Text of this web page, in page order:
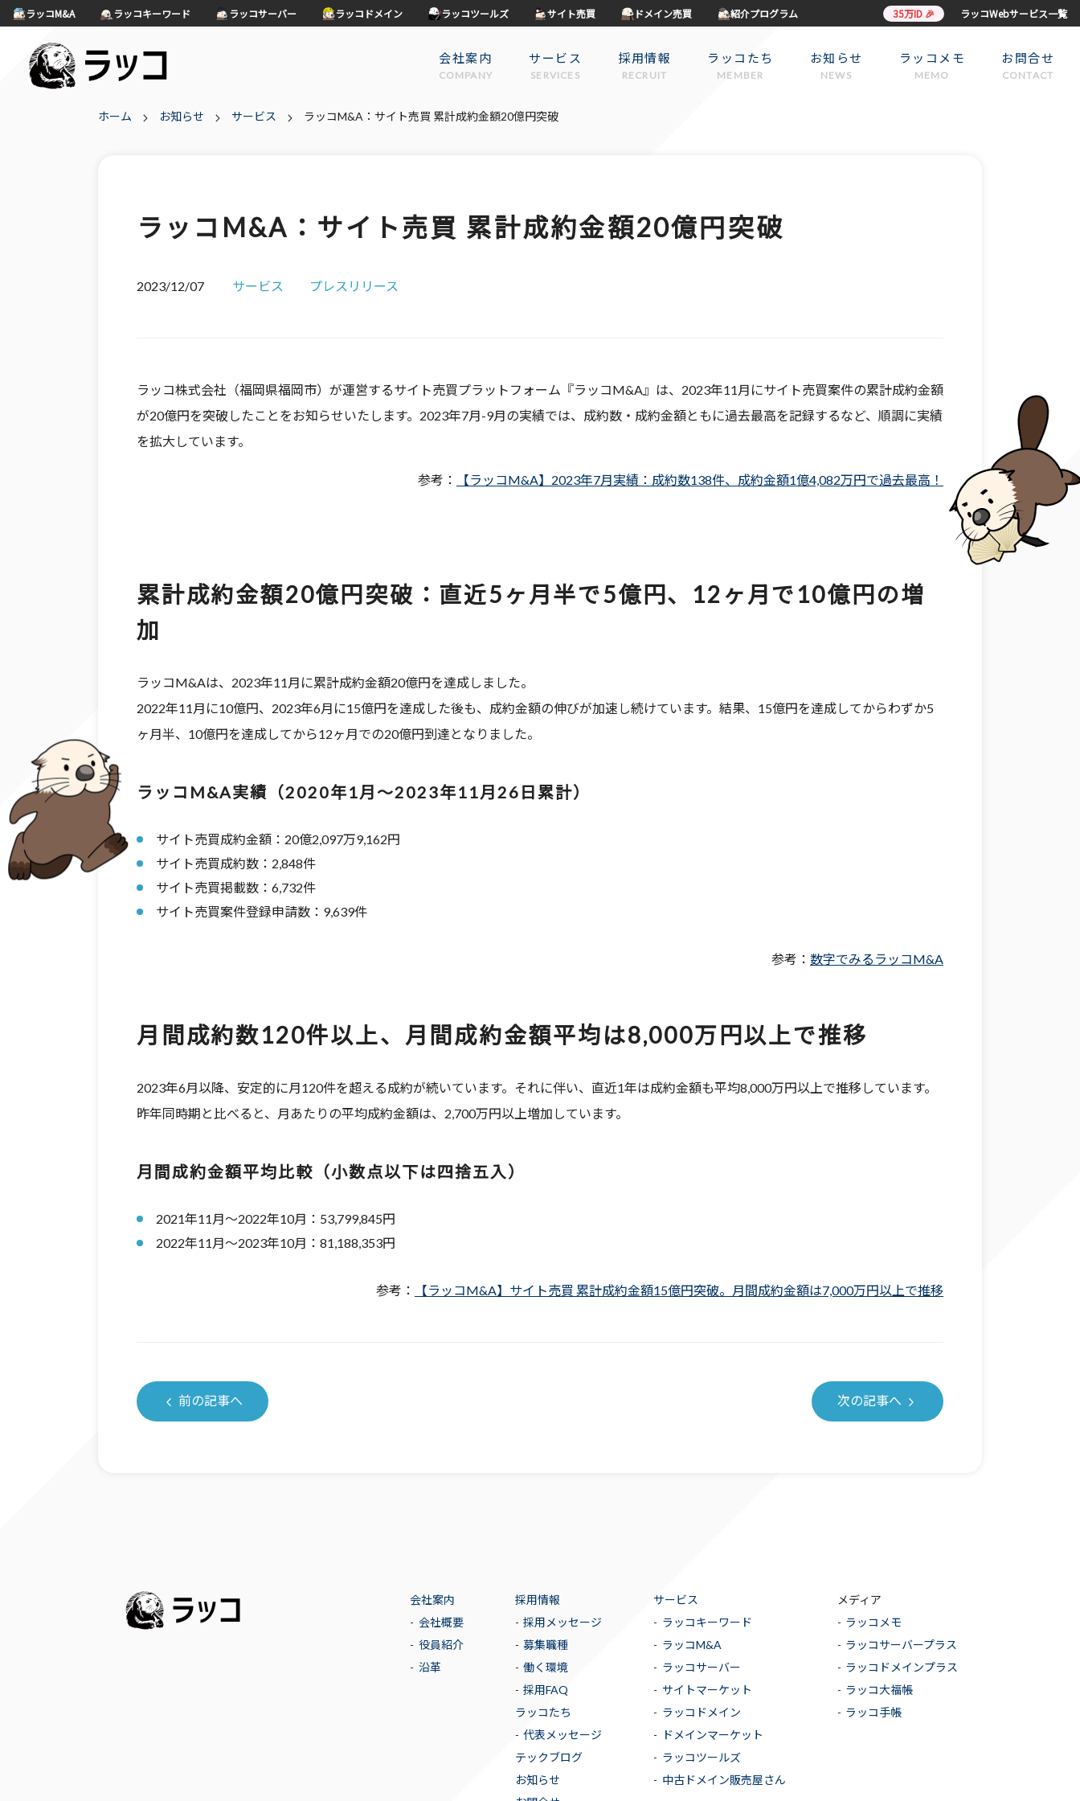
ラッコM&A ラッコキーワード ラッコサーバー ラッコドメイン ラッコツールズ サイト売買 ドメイン売買 紹介プログラム 35万ID 🎉 ラッコWebサービス一覧
会社案内
COMPANY
サービス
SERVICES
採用情報
RECRUIT
ラッコたち
MEMBER
お知らせ
NEWS
ラッコメモ
MEMO
お問合せ
CONTACT
ホーム お知らせ サービス ラッコM&A：サイト売買 累計成約金額20億円突破
ラッコM&A：サイト売買 累計成約金額20億円突破
2023/12/07 サービス プレスリリース
ラッコ株式会社（福岡県福岡市）が運営するサイト売買プラットフォーム『ラッコM&A』は、2023年11月にサイト売買案件の累計成約金額
が20億円を突破したことをお知らせいたします。2023年7月-9月の実績では、成約数・成約金額ともに過去最高を記録するなど、順調に実績
を拡大しています。
参考： 【ラッコM&A】2023年7月実績：成約数138件、成約金額1億4,082万円で過去最高！
累計成約金額20億円突破：直近5ヶ月半で5億円、12ヶ月で10億円の増
加
ラッコM&Aは、2023年11月に累計成約金額20億円を達成しました。
2022年11月に10億円、2023年6月に15億円を達成した後も、成約金額の伸びが加速し続けています。結果、15億円を達成してからわずか5
ヶ月半、10億円を達成してから12ヶ月での20億円到達となりました。
ラッコM&A実績（2020年1月～2023年11月26日累計）
サイト売買成約金額：20億2,097万9,162円
サイト売買成約数：2,848件
サイト売買掲載数：6,732件
サイト売買案件登録申請数：9,639件
参考： 数字でみるラッコM&A
月間成約数120件以上、月間成約金額平均は8,000万円以上で推移
2023年6月以降、安定的に月120件を超える成約が続いています。それに伴い、直近1年は成約金額も平均8,000万円以上で推移しています。
昨年同時期と比べると、月あたりの平均成約金額は、2,700万円以上増加しています。
月間成約金額平均比較（小数点以下は四捨五入）
2021年11月～2022年10月：53,799,845円
2022年11月～2023年10月：81,188,353円
参考： 【ラッコM&A】サイト売買 累計成約金額15億円突破。月間成約金額は7,000万円以上で推移
前の記事へ 次の記事へ
会社案内
会社概要
役員紹介
沿革
採用情報
採用メッセージ
募集職種
働く環境
採用FAQ
ラッコたち
代表メッセージ
テックブログ
お知らせ
サービス
ラッコキーワード
ラッコM&A
ラッコサーバー
サイトマーケット
ラッコドメイン
ドメインマーケット
ラッコツールズ
中古ドメイン販売屋さん
メディア
ラッコメモ
ラッコサーバープラス
ラッコドメインプラス
ラッコ大福帳
ラッコ手帳